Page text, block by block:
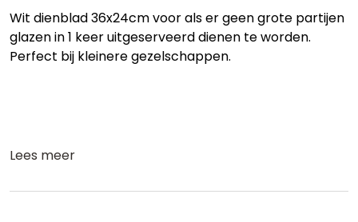
Wit dienblad 36x24cm voor als er geen grote partijen
glazen in 1 keer uitgeserveerd dienen te worden.
Perfect bij kleinere gezelschappen.
Lees meer